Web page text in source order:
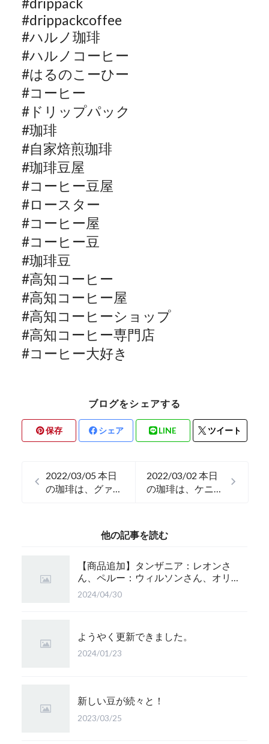
#drippackcoffee
#ハルノ珈琲
#ハルノコーヒー
#はるのこーひー
#コーヒー
# ドリップパック
#珈琲
#自家焙煎珈琲
#珈琲豆屋
#コーヒー豆屋
#ロースター
#コーヒー屋
#コーヒー豆
#珈琲豆
#高知コーヒー
#高知コーヒー屋
#高知コーヒーショップ
#高知コーヒー専門店
#コーヒー大好き
ブログをシェアする
保存 シェア LINE ツイート
2022/03/05 本日
の珈琲は、グァテ
2022/03/02 本日
の珈琲は、ケニア
他の記事を読む
【商品追加】タンザニア：レオンさ
ん、ペルー：ウィルソンさん、オリ
ジナルブレンド：かぐら 珈琲豆追
加！
2024/04/30
ようやく更新できました。
2024/01/23
新しい豆が続々と！
2023/03/25